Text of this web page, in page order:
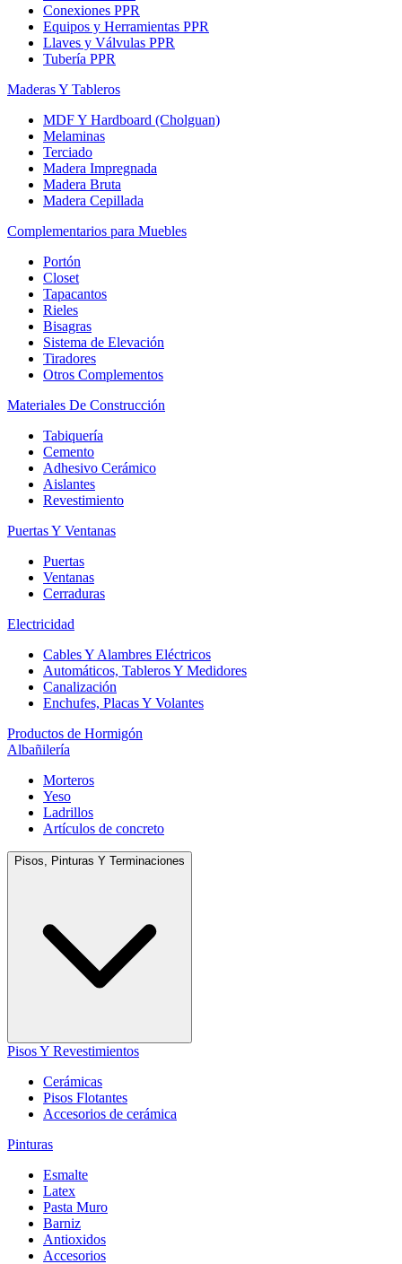
Conexiones PPR
Equipos y Herramientas PPR
Llaves y Válvulas PPR
Tubería PPR
Maderas Y Tableros
MDF Y Hardboard (Cholguan)
Melaminas
Terciado
Madera Impregnada
Madera Bruta
Madera Cepillada
Complementarios para Muebles
Portón
Closet
Tapacantos
Rieles
Bisagras
Sistema de Elevación
Tiradores
Otros Complementos
Materiales De Construcción
Tabiquería
Cemento
Adhesivo Cerámico
Aislantes
Revestimiento
Puertas Y Ventanas
Puertas
Ventanas
Cerraduras
Electricidad
Cables Y Alambres Eléctricos
Automáticos, Tableros Y Medidores
Canalización
Enchufes, Placas Y Volantes
Productos de Hormigón
Albañilería
Morteros
Yeso
Ladrillos
Artículos de concreto
Pisos, Pinturas Y Terminaciones
Pisos Y Revestimientos
Cerámicas
Pisos Flotantes
Accesorios de cerámica
Pinturas
Esmalte
Latex
Pasta Muro
Barniz
Antioxidos
Accesorios